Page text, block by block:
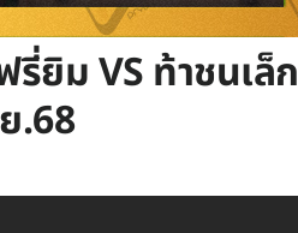
ยิม VS ท้าชนเล็ก
.68